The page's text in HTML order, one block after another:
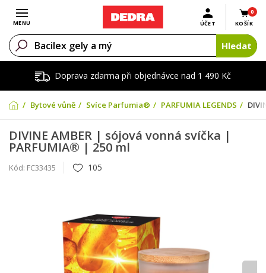
Doprava zdarma při objednávce nad 1 490 Kč
Otevřít menu
MENU
0
KOŠÍK
ÚČET
Hledat
Bytové vůně Svíce Parfumia® PARFUMIA LEGENDS
DIVINE AMBER | sójová vonná svíčka |
PARFUMIA® | 250 ml
Kód: FC33435 105